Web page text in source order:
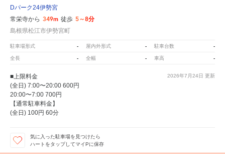
Dパーク24伊勢宮
常栄寺から 349m 徒歩 5～8分
島根県松江市伊勢宮町
駐車場形式 - 屋内外形式 - 駐車台数 -
全長 - 全幅 - 車高 -
2026年7月24日 更新
■上限料金
(全日) 7:00〜20:00 600円
20:00〜7:00 700円
【通常駐車料金】
(全日) 100円 60分
気に入った駐車場を見つけたら
ハートをタップしてマイPに保存